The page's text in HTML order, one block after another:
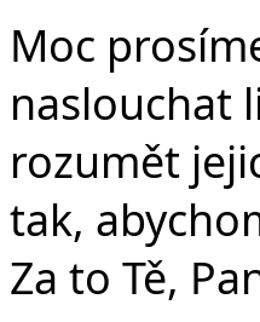
Moc
naslouchat
rozumět
tak,
Za to Tě,